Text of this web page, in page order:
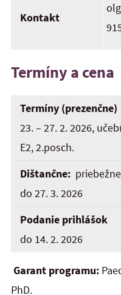
Kontakt
Termíny a cena
Termíny (prezenčne)
23. – 27. 2. 2026,
E2, 2.posch.
Dištančne: priebežne
do 27. 3. 2026
Podanie prihlášok
do 14. 2. 2026
Garant programu:
PhD.